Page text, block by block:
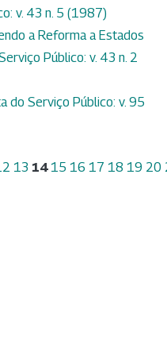
v. 43 n. 5 (1987)
a Reforma a Estados
Público: v. 43 n. 2
do Serviço Público: v. 95
13 14 15 16 17 18 19 20